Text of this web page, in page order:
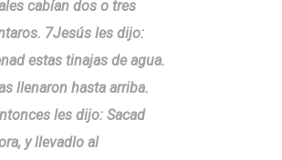
cabían dos o tres
7Jesús les dijo:
estas tinajas de agua.
llenaron hasta arriba.
les dijo: Sacad
y llevadlo al